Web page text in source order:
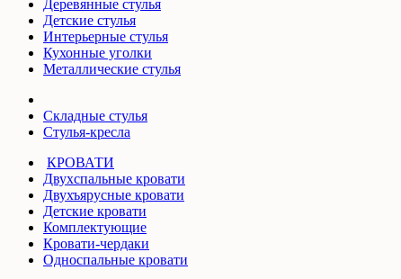
Деревянные стулья
Детские стулья
Интерьерные стулья
Кухонные уголки
Металлические стулья
Складные стулья
Стулья-кресла
КРОВАТИ
Двухспальные кровати
Двухъярусные кровати
Детские кровати
Комплектующие
Кровати-чердаки
Односпальные кровати